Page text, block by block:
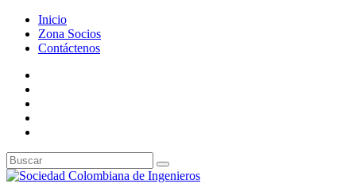
Inicio
Zona Socios
Contáctenos